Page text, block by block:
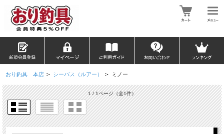
おり釣具 本店 > シーバス（ルアー） > ミノー
1 / 1ページ（全1件）